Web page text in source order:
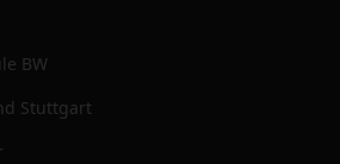
BW
Stuttgart